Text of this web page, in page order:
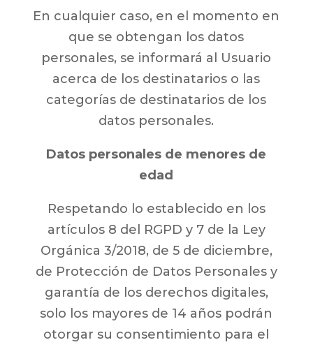
En cualquier caso, en el momento en
que se obtengan los datos
personales, se informará al Usuario
acerca de los destinatarios o las
categorías de destinatarios de los
datos personales.
Datos personales de menores de
edad
Respetando lo establecido en los
artículos 8 del RGPD y 7 de la Ley
Orgánica 3/2018, de 5 de diciembre,
de Protección de Datos Personales y
garantía de los derechos digitales,
solo los mayores de 14 años podrán
otorgar su consentimiento para el